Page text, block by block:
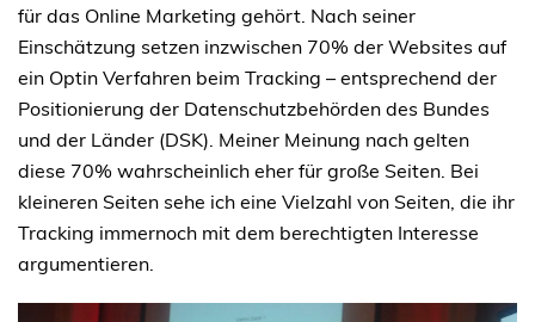
für das Online Marketing gehört. Nach seiner
Einschätzung setzen inzwischen 70% der Websites auf
ein Optin Verfahren beim Tracking – entsprechend der
Positionierung der Datenschutzbehörden des Bundes
und der Länder (DSK). Meiner Meinung nach gelten
diese 70% wahrscheinlich eher für große Seiten. Bei
kleineren Seiten sehe ich eine Vielzahl von Seiten, die ihr
Tracking immernoch mit dem berechtigten Interesse
argumentieren.